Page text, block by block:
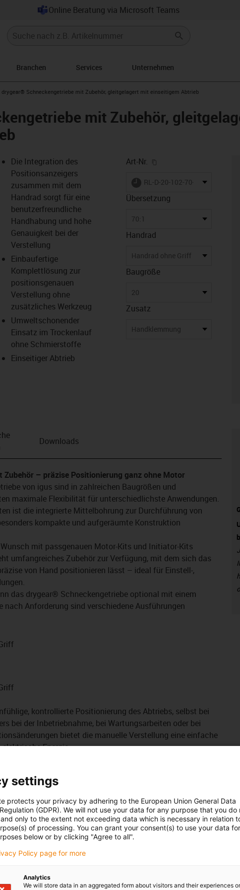
Online Beratung via Microsoft Teams
Branchen Services Unternehmen
igus-icon-arrow-right
drygear® Schneckengetriebe mit Zubehör, gleitgelagert mit einseitigem Abtrieb
mit Zubehör,
icon-lupe
icon-lupe
icon-lupe
icon-lupe
icon-lupe
icon-lupe
icon-arrow-right
Die Integration des
Positionsanzeigers
zusammen mit dem
Handrad sorgt für eine
benutzerfreundliche
Handhabung und hohe
Genauigkeit bei der
Verstellung
Einbaufertige
Komplettlösung zur
positionsgenauen
Verstellung ohne
zusätzliches Werkzeug
Umweltschonender
Einsatz im Trockenlauf
ohne Schmierstoffe
Einseitiger Abtrieb
Art-Nr.
igus-icon-lieferzeit
RL-D-20-102-70-0K035-H-N27
Übersetzung
70:1
Handrad
Handrad ohne Griff
Baugröße
20
Zusatz
Handklemmung
Downloads
– präzise Positionierung ganz ohne Motor
von igus sind in zahlreichen Baugrößen und
maximale Flexibilität für unterschiedlichste Anwendungen.
ist die integrierte Mittelbohrung zur Durchführung von
kompakte und aufgeräumte Konstruktion
mit passgenauen Motor-Kits und Initiator-Kits
umfangreiches Zubehör zur Verfügung, mit dem sich das
von Hand positionieren lässt – ideal für Einstell-,
das drygear® Schneckengetriebe optional mit einem
Anforderung sind verschiedene Ausführungen
kontrollierte Positionierung des Abtriebs, selbst bei
bei der Inbetriebnahme, bei Wartungsarbeiten oder bei
bietet die manuelle Verstellung eine einfache
Energie.
Funktionen ausgestattet werden, um die manuelle
gut ablesbaren Anzeige der aktuellen Stellung
eingestellte Position sicher fixieren lässt
Einstellung und sorgt dafür, dass die Position
gehalten wird.
optimierten Hochleistungskunststoffen und
Trockenlauf. Das Getriebe ist damit wartungsfrei,
Baugrößen sind sowohl für Anwendungen mit erhöhter
settings
protects your privacy by adhering to the European Union General Data
(GDPR). We will not use your data for any purpose that you do
only to the extent not exceeding data which is necessary in relation
of processing. You can grant your consent(s) to use your data for
below or by clicking "Agree to all".
Policy page for more
Analytics
We will store data in an aggregated form about visitors and their experiences